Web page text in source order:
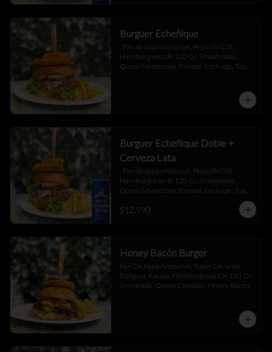
Burguer Echeñique
: Pan de papa artesanal , Pepinillo Dill ,
Hamburguesa de 120 Gr, Smasheada ,
Queso Mantecoso, Tomate , Lechuga , Toque
Burguer Echeñique Doble +
Cerveza Lata
: Pan de papa artesanal , Pepinillo Dill ,
Hamburguesa de 120 Gr, Smasheada ,
Queso Mantecoso, Tomate , Lechuga , Toque
$12.990
Honey Bacón Burger
Pan De Papa Artesanal, Toque De Salsa
Búrguer, Rúcula, Hamburguesa De 120 Gr ,
Smsheada , Queso Cheddar , Honey Bacón.